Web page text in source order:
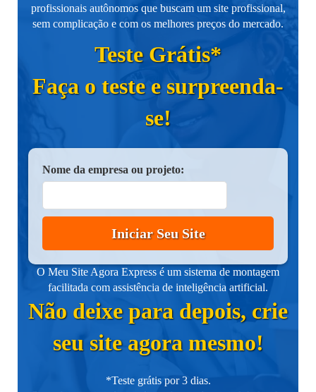
profissionais autônomos que buscam um site profissional,
sem complicação e com os melhores preços do mercado.
Teste Grátis*
Faça o teste e surpreenda-
se!
Nome da empresa ou projeto:
Iniciar Seu Site
O Meu Site Agora Express é um sistema de montagem
facilitada com assistência de inteligência artificial.
Não deixe para depois, crie
seu site agora mesmo!
*Teste grátis por 3 dias.